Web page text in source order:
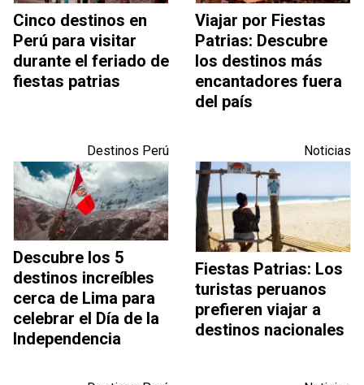
Cinco destinos en
Perú para visitar
durante el feriado de
fiestas patrias
Viajar por Fiestas
Patrias: Descubre
los destinos más
encantadores fuera
del país
Destinos Perú
Descubre los 5
destinos increíbles
cerca de Lima para
celebrar el Día de la
Independencia
Noticias
Fiestas Patrias: Los
turistas peruanos
prefieren viajar a
destinos nacionales